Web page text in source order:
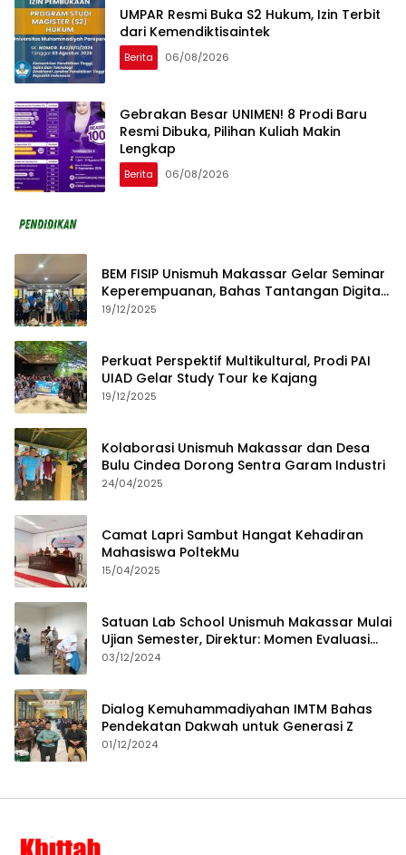
UMPAR Resmi Buka S2 Hukum, Izin Terbit
dari Kemendiktisaintek
Berita 06/08/2026
Gebrakan Besar UNIMEN! 8 Prodi Baru
Resmi Dibuka, Pilihan Kuliah Makin
Lengkap
Berita 06/08/2026
BEM FISIP Unismuh Makassar Gelar Seminar
Keperempuanan, Bahas Tantangan Digital
dan Budaya Lokal
19/12/2025
Perkuat Perspektif Multikultural, Prodi PAI
UIAD Gelar Study Tour ke Kajang
19/12/2025
Kolaborasi Unismuh Makassar dan Desa
Bulu Cindea Dorong Sentra Garam Industri
24/04/2025
Camat Lapri Sambut Hangat Kehadiran
Mahasiswa PoltekMu
15/04/2025
Satuan Lab School Unismuh Makassar Mulai
Ujian Semester, Direktur: Momen Evaluasi
Proses Pembelajaran
03/12/2024
Dialog Kemuhammadiyahan IMTM Bahas
Pendekatan Dakwah untuk Generasi Z
01/12/2024